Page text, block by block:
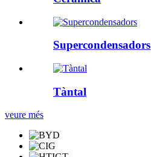
Supercondensadors
Tàntal
veure més